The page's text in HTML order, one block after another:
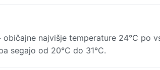
najvišje temperature 24°C po
segajo od 20°C do 31°C.